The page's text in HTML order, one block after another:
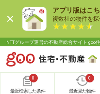
アプリ版はこ
複数社の物件を探
NTTグループ運営の不動産総合サイト goo
0
最近検索した条件
0
最近見た物件